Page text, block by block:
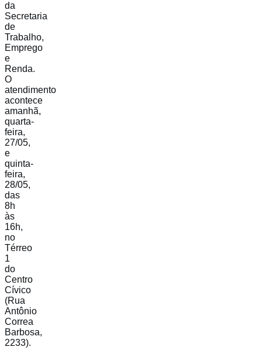
da
Secretaria
de
Trabalho,
Emprego
e
Renda.
O
atendimento
acontece
amanhã,
quarta-
feira,
27/05,
e
quinta-
feira,
28/05,
das
8h
às
16h,
no
Térreo
1
do
Centro
Cívico
(Rua
Antônio
Correa
Barbosa,
2233).